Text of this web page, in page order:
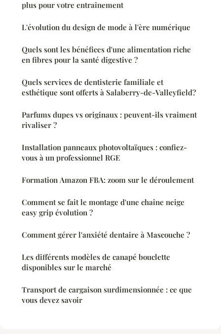
plus pour votre entraînement
L'évolution du design de mode à l'ère numérique
Quels sont les bénéfices d'une alimentation riche
en fibres pour la santé digestive ?
Quels services de dentisterie familiale et
esthétique sont offerts à Salaberry-de-Valleyfield?
Parfums dupes vs originaux : peuvent-ils vraiment
rivaliser ?
Installation panneaux photovoltaïques : confiez-
vous à un professionnel RGE
Formation Amazon FBA: zoom sur le déroulement
Comment se fait le montage d'une chaîne neige
easy grip évolution ?
Comment gérer l'anxiété dentaire à Mascouche ?
Les différents modèles de canapé bouclette
disponibles sur le marché
Transport de cargaison surdimensionnée : ce que
vous devez savoir